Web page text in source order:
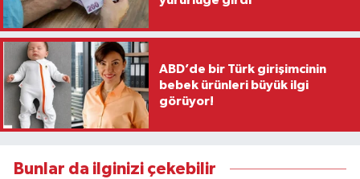
ABD’de bir Türk girişimcinin
bebek ürünleri büyük ilgi
görüyor!
Bunlar da ilginizi çekebilir